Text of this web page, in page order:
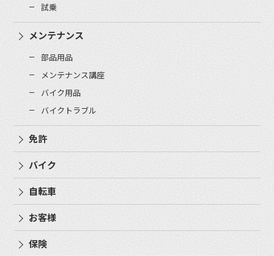
試乗
メンテナンス
部品用品
メンテナンス講座
バイク用品
バイクトラブル
免許
バイク
自転車
お客様
保険